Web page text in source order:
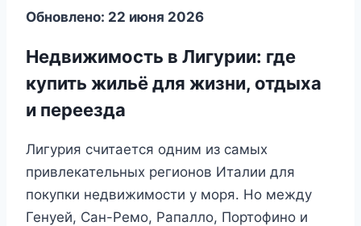
Обновлено: 22 июня 2026
Недвижимость в Лигурии: где
купить жильё для жизни, отдыха
и переезда
Лигурия считается одним из самых
привлекательных регионов Италии для
покупки недвижимости у моря. Но между
Генуей, Сан-Ремо, Рапалло, Портофино и